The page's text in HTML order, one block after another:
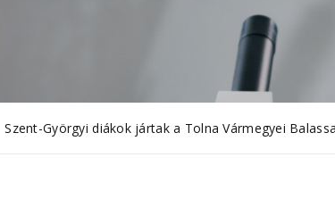
Szent-Györgyi diákok jártak a Tolna Vármegyei